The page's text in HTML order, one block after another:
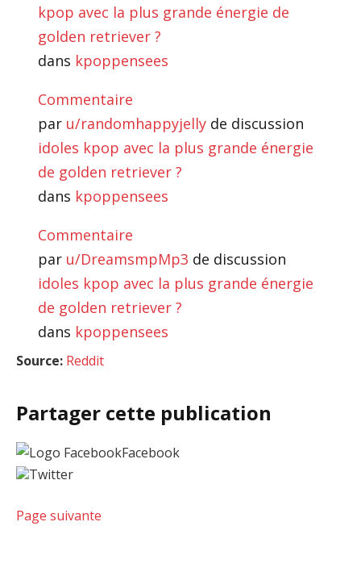
kpop avec la plus grande énergie de
golden retriever ?
dans kpoppensees
Commentaire
par u/randomhappyjellyde discussion
idoles kpop avec la plus grande énergie
de golden retriever ?
dans kpoppensees
Commentaire
par u/DreamsmpMp3 de discussion
idoles kpop avec la plus grande énergie
de golden retriever ?
dans kpoppensees
Source: Reddit
Partager cette publication
Facebook
Twitter
Page suivante